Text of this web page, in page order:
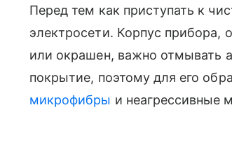
Перед тем как приступать к
электросети. Корпус прибора,
или окрашен, важно отмывать
покрытие, поэтому для его
микрофибры и неагрессивные